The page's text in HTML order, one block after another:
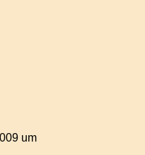
um